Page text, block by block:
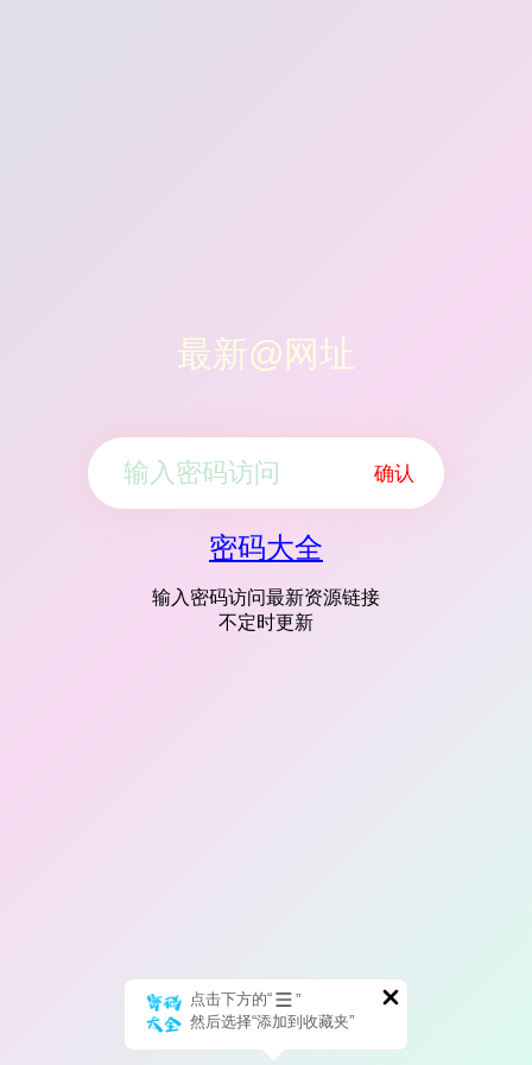
最新@网址
确认
密码大全
输入密码访问最新资源链接
不定时更新
点击下方的“
”
然后选择“添加到收藏夹”